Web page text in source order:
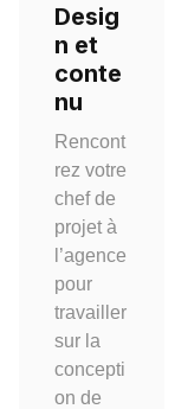
Desig
n et
conte
nu
Rencont
rez votre
chef de
projet à
l’agence
pour
travailler
sur la
concepti
on de